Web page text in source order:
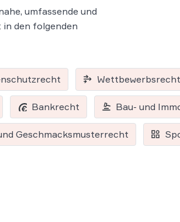
umfassende und
in den folgenden
Wettbewerbsrecht
Bankrecht Bau- und
Geschmacksmusterrecht